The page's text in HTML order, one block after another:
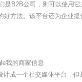
是B2B公司，则可以使用
好方法。该平台还为企业
我的商家信息
计成一个社交媒体平台，